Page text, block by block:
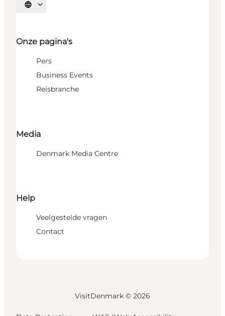
Selecteer taal
Onze pagina's
Pers
Business Events
Reisbranche
Media
Denmark Media Centre
Help
Veelgestelde vragen
Contact
VisitDenmark © 2026